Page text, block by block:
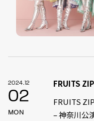
2024.12
02
MON
FRUITS
FRUITS
– 神奈川公